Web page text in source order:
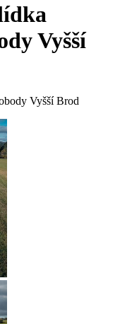
Vyšší
Vyšší Brod